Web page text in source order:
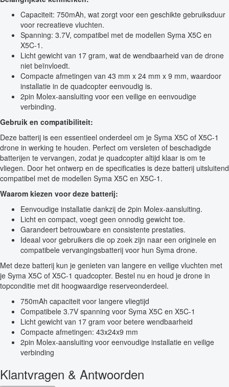
Capaciteit: 750mAh, wat zorgt voor een geschikte gebruiksduur
voor recreatieve vluchten.
Spanning: 3.7V, compatibel met de modellen Syma X5C en
X5C-1.
Licht gewicht van 17 gram, wat de wendbaarheid van de drone
niet beïnvloedt.
Compacte afmetingen van 43 mm x 24 mm x 9 mm, waardoor
installatie in de quadcopter eenvoudig is.
2pin Molex-aansluiting voor een veilige en eenvoudige
verbinding.
Gebruik en compatibiliteit:
Deze batterij is een essentieel onderdeel om je Syma X5C of X5C-1
drone in werking te houden. Perfect om versleten of beschadigde
batterijen te vervangen, zodat je quadcopter altijd klaar is om te
vliegen. Door het ontwerp en de specificaties is deze batterij uitsluitend
compatibel met de modellen Syma X5C en X5C-1.
Waarom kiezen voor deze batterij:
Eenvoudige installatie dankzij de 2pin Molex-aansluiting.
Licht en compact, voegt geen onnodig gewicht toe.
Garandeert betrouwbare en consistente prestaties.
Ideaal voor gebruikers die op zoek zijn naar een originele en
compatibele vervangingsbatterij voor hun Syma drone.
Met deze batterij kun je genieten van langere en veilige vluchten met
je Syma X5C of X5C-1 quadcopter. Bestel nu en houd je drone in
topconditie met dit hoogwaardige reserveonderdeel.
750mAh capaciteit voor langere vliegtijd
Compatibele 3.7V spanning voor Syma X5C en X5C-1
Licht gewicht van 17 gram voor betere wendbaarheid
Compacte afmetingen: 43x24x9 mm
2pin Molex-aansluiting voor eenvoudige installatie en veilige
verbinding
Klantvragen & Antwoorden